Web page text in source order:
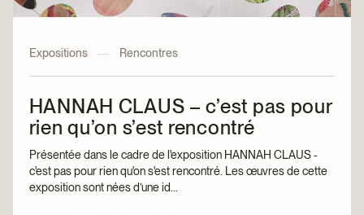
Expositions — Rencontres
HANNAH CLAUS – c’est pas pour
rien qu’on s’est rencontré
Présentée dans le cadre de l'exposition HANNAH CLAUS -
c'est pas pour rien qu'on s'est rencontré. Les œuvres de cette
exposition sont nées d’une id...